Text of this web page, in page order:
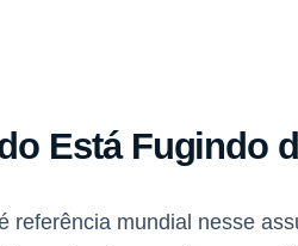
Está Fugindo
referência mundial nesse